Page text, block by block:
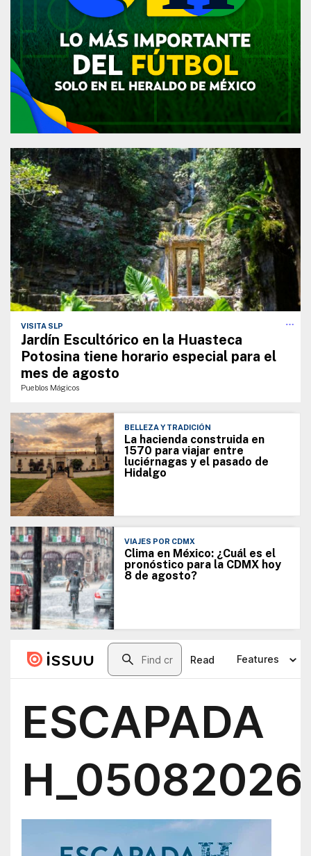
VISITA SLP
Jardín Escultórico en la Huasteca
Potosina tiene horario especial para el
mes de agosto
Pueblos Mágicos
BELLEZA Y TRADICIÓN
La hacienda construida en
1570 para viajar entre
luciérnagas y el pasado de
Hidalgo
VIAJES POR CDMX
Clima en México: ¿Cuál es el
pronóstico para la CDMX hoy
8 de agosto?